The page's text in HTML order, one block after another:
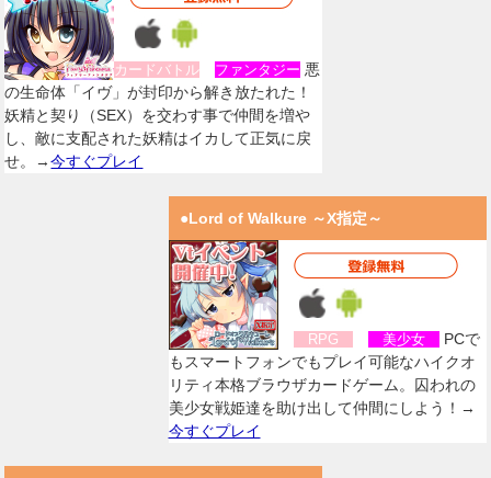
カードバトル ファンタジー 悪
の生命体「イヴ」が封印から解き放たれた！
妖精と契り（SEX）を交わす事で仲間を増や
し、敵に支配された妖精はイカして正気に戻
せ。→今すぐプレイ
●Lord of Walkure ～X指定～
RPG 美少女
PCで
もスマートフォンでもプレイ可能なハイクオ
リティ本格ブラウザカードゲーム。囚われの
美少女戦姫達を助け出して仲間にしよう！→
今すぐプレイ